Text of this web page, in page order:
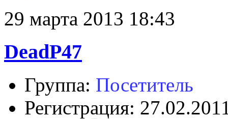
29 марта 2013 18:43
DeadP47
Группа: Посетитель
Регистрация: